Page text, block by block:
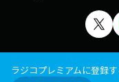
ラジコプレミアムに登録